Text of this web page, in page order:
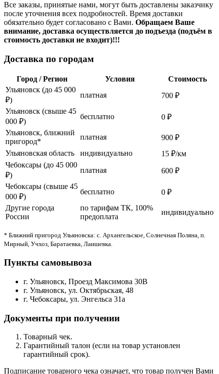
Все заказы, принятые нами, могут быть доставлены заказчику
после уточнения всех подробностей. Время доставки
обязательно будет согласовано с Вами. Обращаем Ваше
внимание, доставка осуществляется до подъезда (подъём в
стоимость доставки не входит)!!!
Доставка по городам
Город / Регион Условия
Стоимость
Ульяновск (до 45 000
₽)
платная
700 ₽
Ульяновск (свыше 45
000 ₽)
бесплатно
0 ₽
Ульяновск, ближний
пригород*
платная
900 ₽
Ульяновская область
индивидуально
15 ₽/км
Чебоксары (до 45 000
₽)
платная
600 ₽
Чебоксары (свыше 45
000 ₽)
бесплатно
0 ₽
Другие города
России
по тарифам ТК, 100%
предоплата
индивидуально
* Ближний пригород Ульяновска: с. Архангельское, Солнечная Поляна, п.
Мирный, Учхоз, Баратаевка, Лаишевка.
Пункты самовывоза
г. Ульяновск, Проезд Максимова 30В
г. Ульяновск, ул. Октябрьская, 48
г. Чебоксары, ул. Энгельса 31а
Документы при получении
Товарный чек.
Гарантийный талон (если на товар установлен
гарантийный срок).
Подписание товарного чека означает, что товар получен Вами